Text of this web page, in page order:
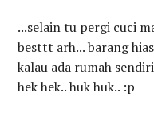
...selain tu pergi cuci
besttt arh... barang
kalau ada rumah
hek hek.. huk huk.. :p